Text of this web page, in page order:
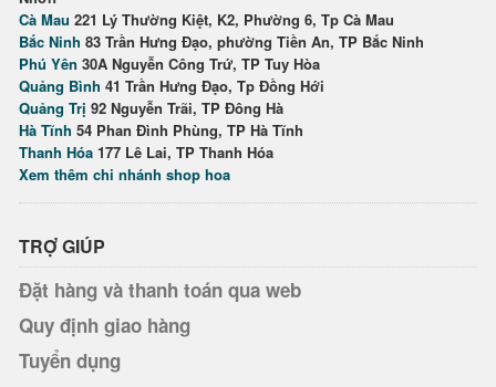
Cà Mau 221 Lý Thường Kiệt, K2, Phường 6, Tp Cà Mau
Bắc Ninh 83 Trần Hưng Đạo, phường Tiền An, TP Bắc Ninh
Phú Yên 30A Nguyễn Công Trứ, TP Tuy Hòa
Quảng Bình 41 Trần Hưng Đạo, Tp Đồng Hới
Quảng Trị 92 Nguyễn Trãi, TP Đông Hà
Hà Tĩnh 54 Phan Đình Phùng, TP Hà Tĩnh
Thanh Hóa 177 Lê Lai, TP Thanh Hóa
Xem thêm chi nhánh shop hoa
TRỢ GIÚP
Đặt hàng và thanh toán qua web
Quy định giao hàng
Tuyển dụng